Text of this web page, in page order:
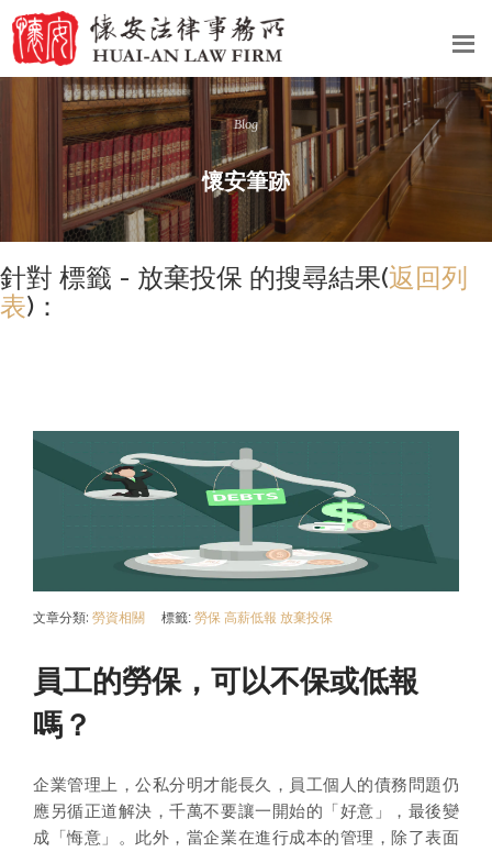
Blog
懷安筆跡
針對 標籤 - 放棄投保 的搜尋結果(返回列
表)：
文章分類: 勞資相關 標籤: 勞保 高薪低報 放棄投保
員工的勞保，可以不保或低報
嗎？
企業管理上，公私分明才能長久，員工個人的債務問題仍
應另循正道解決，千萬不要讓一開始的「好意」，最後變
成「悔意」。此外，當企業在進行成本的管理，除了表面